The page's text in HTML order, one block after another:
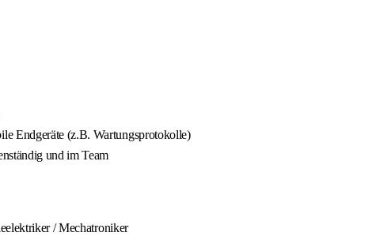
Endgeräte (z.B. Wartungsprotokolle)
und im Team
/ Mechatroniker